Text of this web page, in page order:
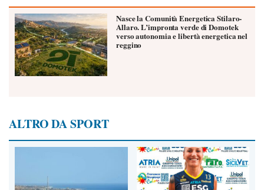
Nasce la Comunità Energetica Stilaro-
Allaro. L’impronta verde di Domotek
verso autonomia e libertà energetica nel
reggino
ALTRO DA SPORT